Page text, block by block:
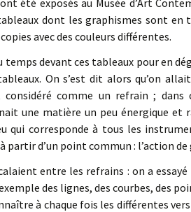
été exposés au Musée d’Art
dont les graphismes sont
avec des couleurs différentes.
temps devant ces tableaux pour en
On s’est dit alors qu’on
considéré comme un refrain ;
une matière un peu énergique et
qui corresponde à tous les
partir d’un point commun : l’action
entre les refrains : on a
des lignes, des courbes, des
à chaque fois les différentes